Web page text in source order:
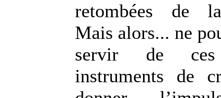
retombées de
Mais alors... ne
servir de ces
instruments de